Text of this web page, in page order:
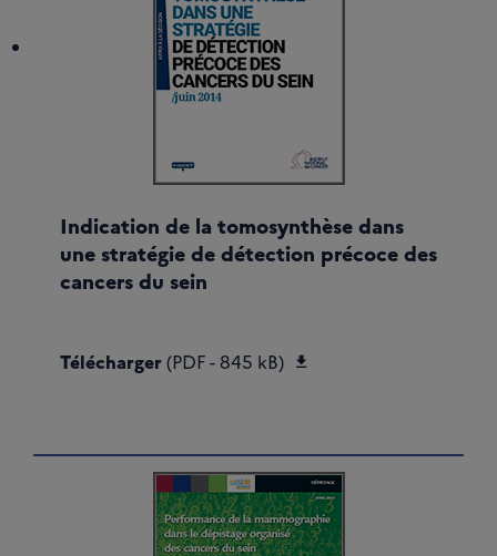
Indication de la tomosynthèse dans
une stratégie de détection précoce des
cancers du sein
Télécharger(PDF - 845 kB)